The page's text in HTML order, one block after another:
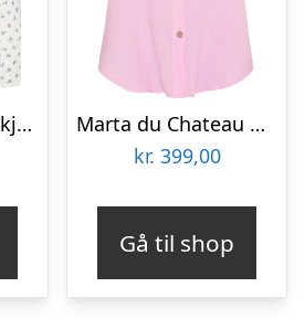
B.YOUNG dame skjorte BYFFION – WHITE BLUE BLUEBERRIES
Marta du Chateau dame skjorte MdcKiara 258354 – RosaBaby3492
kr. 399,00
Gå til shop